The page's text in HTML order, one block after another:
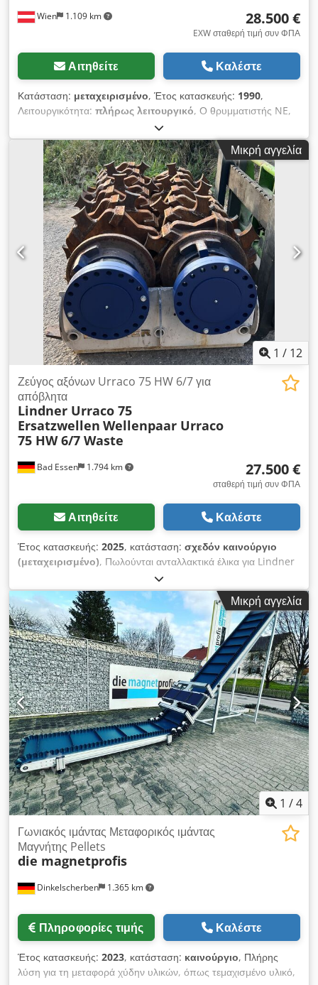
Wien 1.109 km 28.500 €
EXW σταθερή τιμή συν ΦΠΑ
Αιτηθείτε Καλέστε
Κατάσταση: μεταχειρισμένο, Έτος κατασκευής: 1990,
Λειτουργικότητα: πλήρως λειτουργικό, Ο θρυμματιστής NE,
κατασκευής 1990, βρίσκεται κοντά στη Βιέννη. Είναι πλήρως
λειτουργικός και μπορεί να αποσυναρμολογηθεί και να
παραληφθεί από τον αγοραστή. - Μεταφορικός ιμάντας -
Μαγνητικός διαχωριστής Djdozp Hvujpfx Amrock -
Μεταφορικός ιμάντας Niro - Κινητήρας 50kW - Περισσότερες
από 200 ανταλλακτικές λεπίδες για τον θρυμματιστή - Διάφορα
κόσκινα
Μικρή αγγελία
1 / 12
Bad Essen 1.794 km
Ζεύγος αξόνων Urraco 75 HW 6/7 για
απόβλητα
Lindner Urraco 75
Ersatzwellen Wellenpaar Urraco
75 HW 6/7 Waste
27.500 €
σταθερή τιμή συν ΦΠΑ
Αιτηθείτε Καλέστε
Έτος κατασκευής: 2025, κατάσταση: σχεδόν καινούργιο
(μεταχειρισμένο), Πωλούνται ανταλλακτικά έλικα για Lindner
Urraco 75 Dedpjzphiiefx Amrsck Προς πώληση, υψηλής
ποιότητας ανταλλακτικά έλικα για έναν θρυμματιστή Lindner
Urraco 75. – Πεδίο εφαρμογής: παλιά ξυλεία, οικιακά και
επαγγελματικά απόβλητα – Κατάσταση: σαν καινούργιο / πολύ
καλή κατάσταση Εκτέλεση: αυθεντικά έλικα Lindner, όχι
αντίγραφα Τα έλικα είναι άμεσα έτοιμα για χρήση. Η τιμή
αναφέρεται σε καθαρή τιμή. Σημειώσεις: • Η πώληση
πραγματοποιείται με αποκλεισμό οποιασδήποτε εγγύησης και
ευθύνης. • Δεν γίνεται επιστροφή ή επαναδιαπραγμάτευση. •
Επιφυλάσσεται το δικαίωμα ενδιάμεσης πώλησης. Όλες οι
πληροφορίες παρέχονται χωρίς εγγύηση. Ο πωλητής δεν φέρει
καμία ευθύνη για τυχόν λάθη, ελλείψεις ή αλλαγές στις
πληροφορίες. Η πώληση πραγματοποιείται αποκλειστικά υπό
την επιφύλαξη ενδιάμεσης πώλησης.
Μικρή αγγελία
1 /4
Dinkelscherben 1.365 km
Γωνιακός ιμάντας Μεταφορικός ιμάντας
Μαγνήτης Pellets
die magnetprofis
Πληροφορίες τιμής Καλέστε
Έτος κατασκευής: 2023, κατάσταση: καινούργιο, Πλήρης
λύση για τη μεταφορά χύδην υλικών, όπως τεμαχισμένο υλικό,